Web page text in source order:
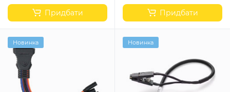
Придбати Придбати
Новинка Новинка